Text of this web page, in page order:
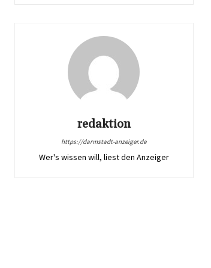
redaktion
https://darmstadt-anzeiger.de
Wer's wissen will, liest den Anzeiger